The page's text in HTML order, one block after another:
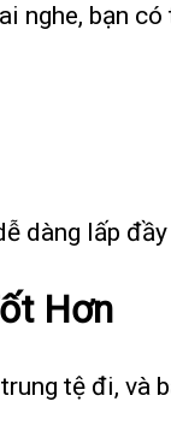
nghe, bạn có
dàng lấp đầy
Hơn
tệ đi, và